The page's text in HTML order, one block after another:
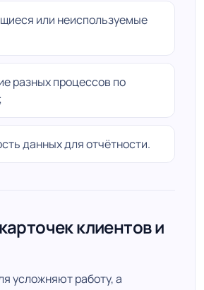
или неиспользуемые
разных процессов по
данных для отчётности.
клиентов и
усложняют работу, а